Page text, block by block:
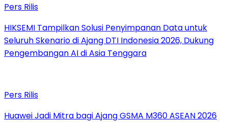
Pers Rilis
HIKSEMI Tampilkan Solusi Penyimpanan Data untuk
Seluruh Skenario di Ajang DTI Indonesia 2026, Dukung
Pengembangan AI di Asia Tenggara
Pers Rilis
Huawei Jadi Mitra bagi Ajang GSMA M360 ASEAN 2026